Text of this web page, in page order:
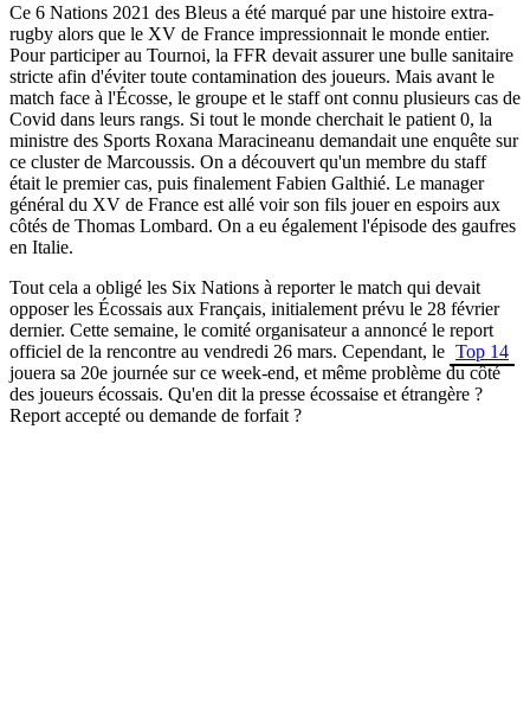
Ce 6 Nations 2021 des Bleus a été marqué par une histoire extra-
rugby alors que le XV de France impressionnait le monde entier.
Pour participer au Tournoi, la FFR devait assurer une bulle sanitaire
stricte afin d'éviter toute contamination des joueurs. Mais avant le
match face à l'Écosse, le groupe et le staff ont connu plusieurs cas de
Covid dans leurs rangs. Si tout le monde cherchait le patient 0, la
ministre des Sports Roxana Maracineanu demandait une enquête sur
ce cluster de Marcoussis. On a découvert qu'un membre du staff
était le premier cas, puis finalement Fabien Galthié. Le manager
général du XV de France est allé voir son fils jouer en espoirs aux
côtés de Thomas Lombard. On a eu également l'épisode des gaufres
en Italie.
Tout cela a obligé les Six Nations à reporter le match qui devait
opposer les Écossais aux Français, initialement prévu le 28 février
dernier. Cette semaine, le comité organisateur a annoncé le report
officiel de la rencontre au vendredi 26 mars. Cependant, le Top 14
jouera sa 20e journée sur ce week-end, et même problème du côté
des joueurs écossais. Qu'en dit la presse écossaise et étrangère ?
Report accepté ou demande de forfait ?